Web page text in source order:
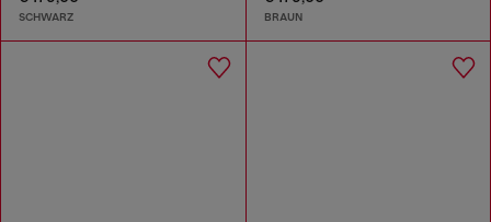
SCHWARZ BRAUN